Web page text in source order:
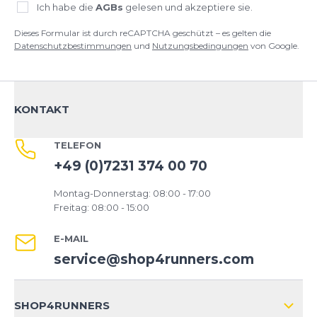
Sehr gut
Amira 22.11.25
Echter Allrounder
Ich habe mir den Schuh zum 2.-mal gekauft. Er
läuft sich super. Gerade für Anfänger gut geeignet.
Stefanie 14.11.25
Super Schuh
mich perfekte Dämpfung und guter Halt.
Verena 22.10.25
Ich habe die AGBs gelesen und akzeptiere sie.
Dieses Formular ist durch reCAPTCHA geschützt – es gelten die
Datenschutzbestimmungen und Nutzungsbedingungen von Google.
KONTAKT
TELEFON
+49 (0)7231 374 00 70
Montag-Donnerstag: 08:00 - 17:00
Freitag: 08:00 - 15:00
E-MAIL
service@shop4runners.com
SHOP4RUNNERS